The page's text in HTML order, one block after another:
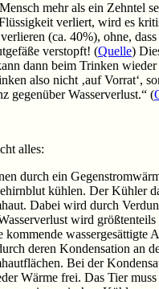
mehr als ein Zehntel
verliert, wird es
(ca. 40%), ohne,
verstopft! (Quelle)
dann beim Trinken wieder
also nicht ‚auf Vorrat‘,
gegenüber Wasserverlust.“ (
alles:
durch ein
kühlen. Der Kühler
Dabei wird durch
wird
kommende wassergesättigte
deren Kondensation an
Bei der
Wärme frei. Das Tier